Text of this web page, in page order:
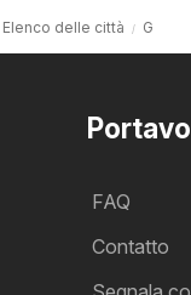
Elenco delle città G
FAQ
Contatto